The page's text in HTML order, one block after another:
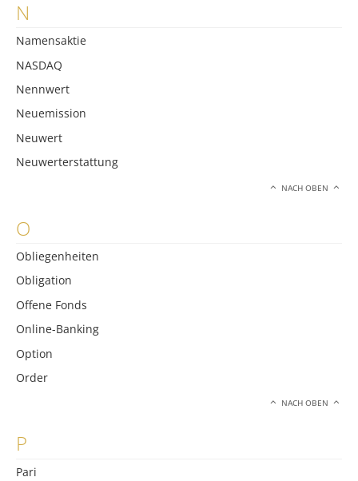
N
Namensaktie
NASDAQ
Nennwert
Neuemission
Neuwert
Neuwerterstattung
NACH OBEN
O
Obliegenheiten
Obligation
Offene Fonds
Online-Banking
Option
Order
NACH OBEN
P
Pari